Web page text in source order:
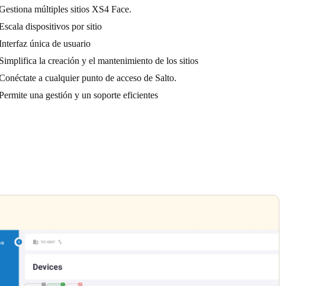
múltiples sitios XS4 Face.
dispositivos por sitio
única de usuario
Simplifica la creación y el mantenimiento de los sitios
a cualquier punto de acceso de Salto.
una gestión y un soporte eficientes